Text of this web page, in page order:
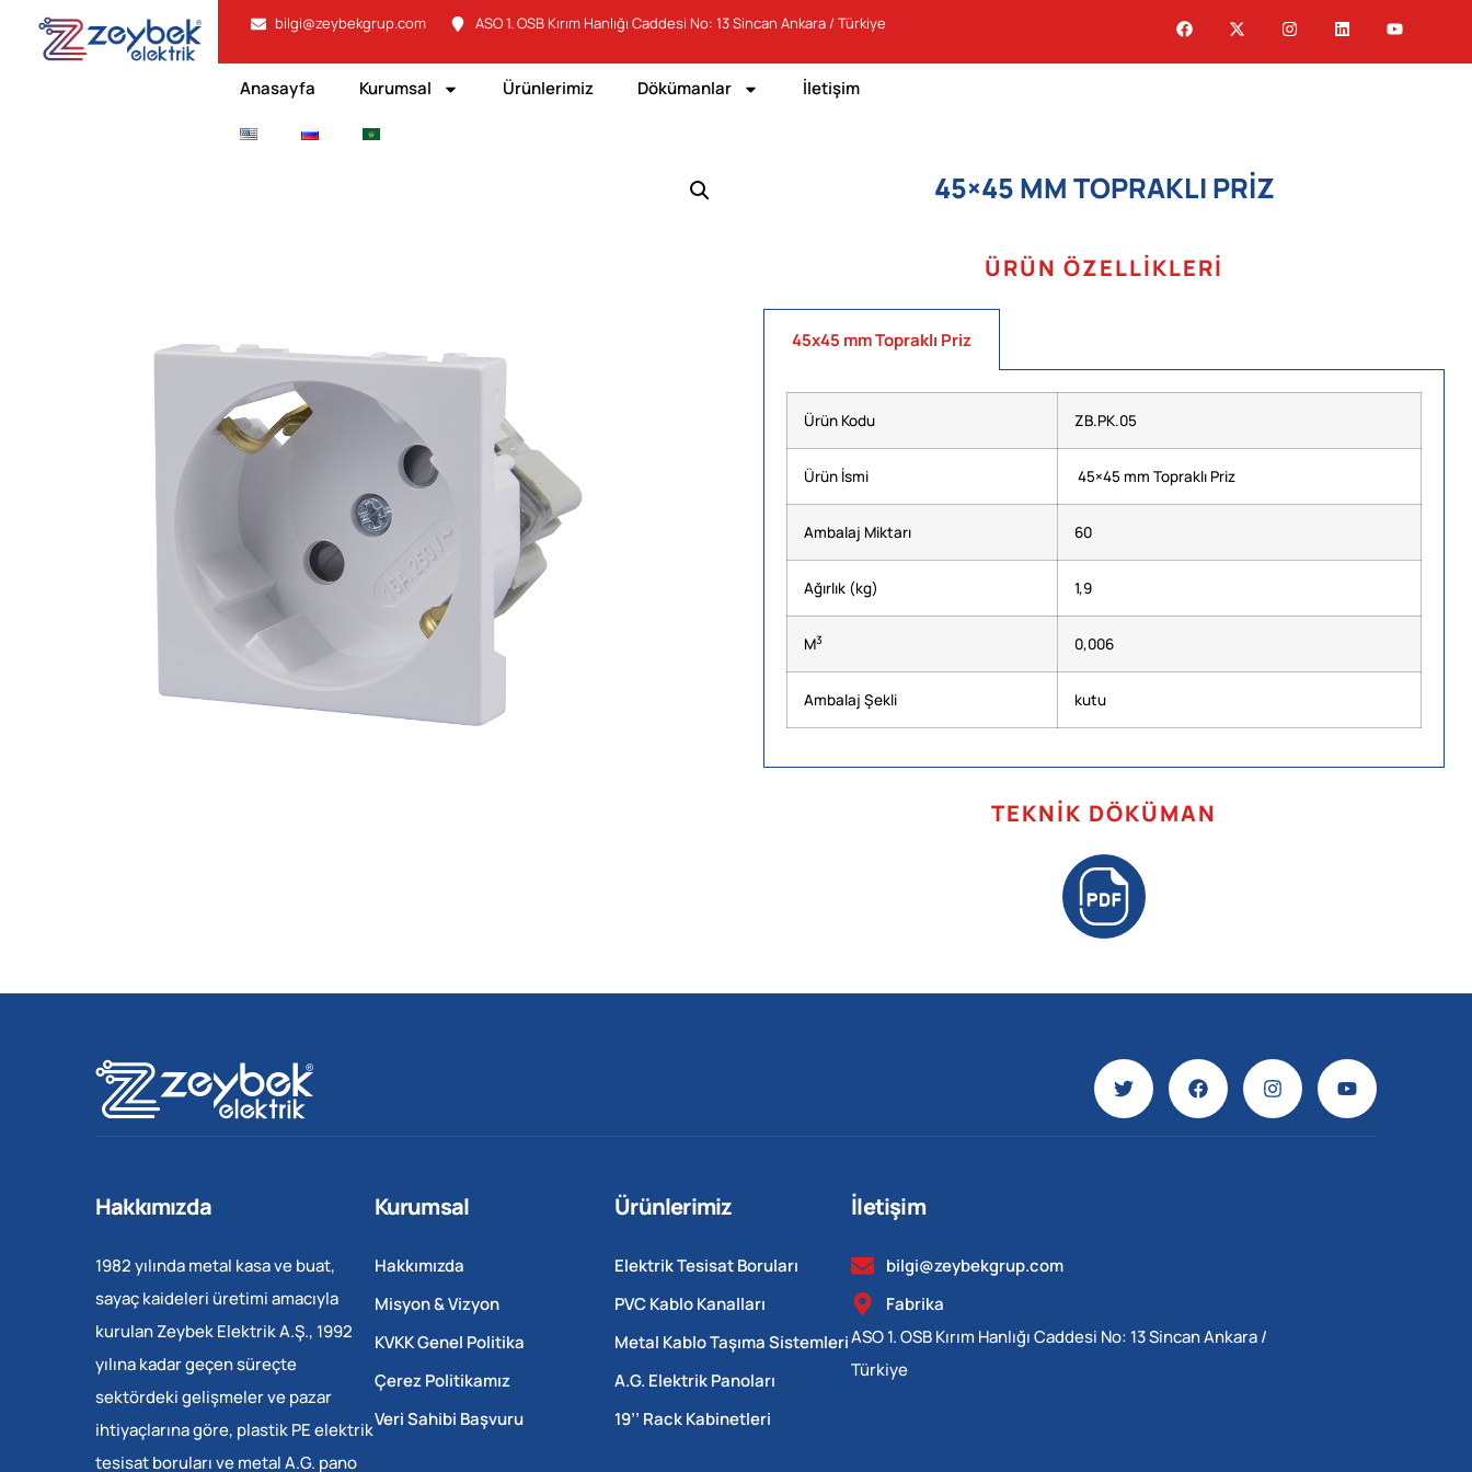
bilgi@zeybekgrup.com ASO 1. OSB Kırım Hanlığı Caddesi No: 13 Sincan Ankara / Türkiye
Anasayfa Kurumsal Ürünlerimiz Dökümanlar İletişim
45×45 MM TOPRAKLI PRIZ
ÜRÜN ÖZELLIKLERI
45x45 mm Topraklı Priz
Ürün Kodu ZB.PK.05
Ürün İsmi 45×45 mm Topraklı Priz
Ambalaj Miktarı 60
Ağırlık (kg) 1,9
M3 0,006
Ambalaj Şekli kutu
TEKNIK DÖKÜMAN
Hakkımızda
1982 yılında metal kasa ve buat,
sayaç kaideleri üretimi amacıyla
kurulan Zeybek Elektrik A.Ş., 1992
yılına kadar geçen süreçte
sektördeki gelişmeler ve pazar
ihtiyaçlarına göre, plastik PE elektrik
tesisat boruları ve metal A.G. pano
Kurumsal
Hakkımızda
Misyon & Vizyon
KVKK Genel Politika
Çerez Politikamız
Veri Sahibi Başvuru
Ürünlerimiz
Elektrik Tesisat Boruları
PVC Kablo Kanalları
Metal Kablo Taşıma Sistemleri
A.G. Elektrik Panoları
19’’ Rack Kabinetleri
İletişim
bilgi@zeybekgrup.com
Fabrika
ASO 1. OSB Kırım Hanlığı Caddesi No: 13 Sincan Ankara /
Türkiye